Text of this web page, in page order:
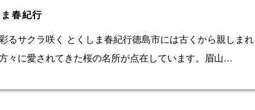
春紀行
るサクラ咲く とくしま春紀行徳島市には古くから親しま
々に愛されてきた桜の名所が点在しています。眉山…